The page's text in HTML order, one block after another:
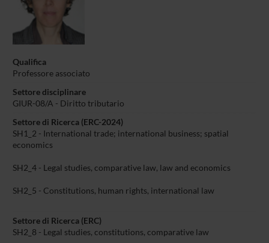
Qualifica
Professore associato
Settore disciplinare
GIUR-08/A - Diritto tributario
Settore di Ricerca (ERC-2024)
SH1_2 - International trade; international business; spatial
economics
SH2_4 - Legal studies, comparative law, law and economics
SH2_5 - Constitutions, human rights, international law
Settore di Ricerca (ERC)
SH2_8 - Legal studies, constitutions, comparative law